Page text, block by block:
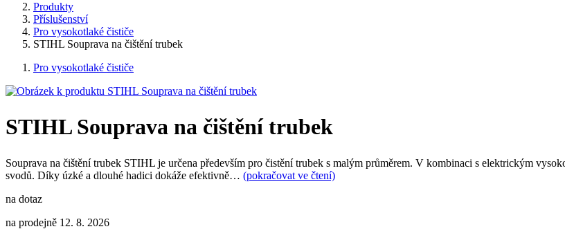
Produkty
Příslušenství
Pro vysokotlaké čističe
STIHL Souprava na čištění trubek
Pro vysokotlaké čističe
STIHL Souprava na čištění trubek
Souprava na čištění trubek STIHL je určena především pro čistění trubek s malým průměrem. V kombinaci s elektrickým
svodů. Díky úzké a dlouhé hadici dokáže efektivně… (pokračovat ve čtení)
na dotaz
na prodejně 12. 8. 2026